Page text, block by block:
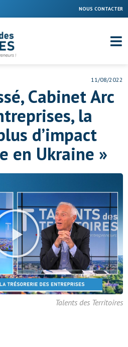
NOUS CONTACTER
11/08/2022
Cabinet Arc
la
d’impact
en Ukraine »
Talents des Territoires